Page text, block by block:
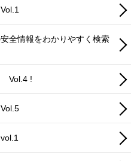
全情報をわかりやすく検索
Vol.4 !